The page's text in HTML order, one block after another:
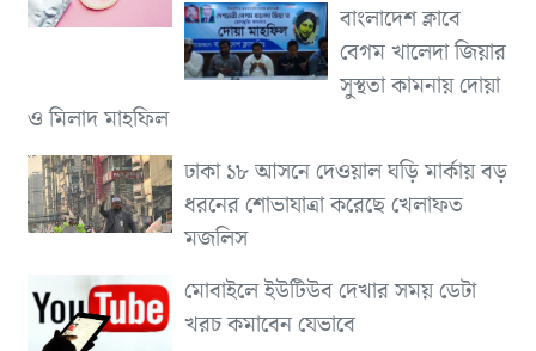
বাংলাদেশ ক্লাবে
বেগম খালেদা জিয়ার
সুস্থতা কামনায় দোয়া
ও মিলাদ মাহফিল
ঢাকা ১৮ আসনে দেওয়াল ঘড়ি মার্কায় বড়
ধরনের শোভাযাত্রা করেছে খেলাফত
মজলিস
মোবাইলে ইউটিউব দেখার সময় ডেটা
খরচ কমাবেন যেভাবে